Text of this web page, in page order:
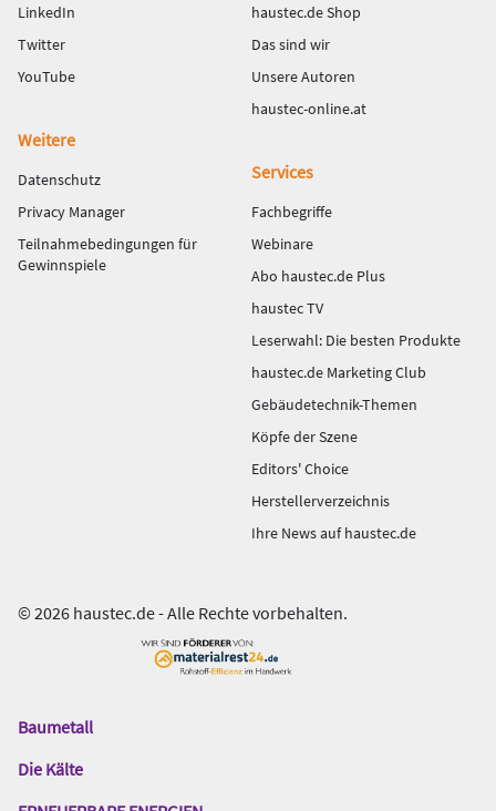
LinkedIn
Twitter
YouTube
haustec.de Shop
Das sind wir
Unsere Autoren
haustec-online.at
Weitere
Datenschutz
Privacy Manager
Teilnahmebedingungen für
Gewinnspiele
Services
Fachbegriffe
Webinare
Abo haustec.de Plus
haustec TV
Leserwahl: Die besten Produkte
haustec.de Marketing Club
Gebäudetechnik-Themen
Köpfe der Szene
Editors' Choice
Herstellerverzeichnis
Ihre News auf haustec.de
© 2026 haustec.de - Alle Rechte vorbehalten.
Das
Gentner
Baumetall
Die Kälte